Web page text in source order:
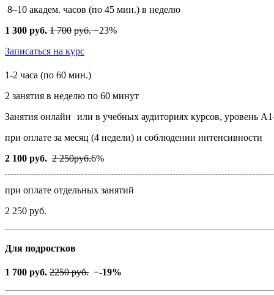
8–10 академ. часов (по 45 мин.) в неделю
1 300 руб. 1 700 руб.−23%
Записаться на курс
1-2 часа (по 60 мин.)
2 занятия в неделю по 60 минут
Занятия онлайн
или в учебных аудиториях курсов, уровень
при оплате за месяц (4 недели) и соблюдении интенсивности
2 100 руб. 2 250руб.6%
при оплате отдельных занятий
2 250 руб.
Для подростков
1 700 руб. 2250 руб. −-19%